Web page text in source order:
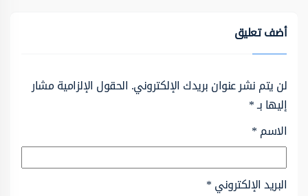
أضف تعليق
لن يتم نشر عنوان بريدك الإلكتروني. الحقول الإلزامية مشار
إليها بـ*
الاسم*
البريد الإلكتروني*